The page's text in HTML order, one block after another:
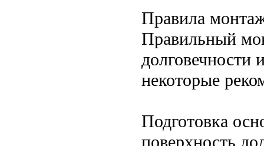
Правила
Правильный
долговечности
некоторые
Подготовка
поверхность